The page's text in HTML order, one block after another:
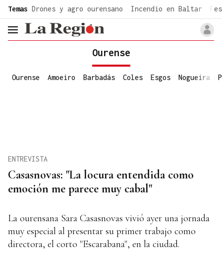
Temas Drones y agro ourensano Incendio en Baltar
header.menu.open
Ourense
Ourense Amoeiro Barbadás Coles Esgos Nogueira
Casasnovas: "La locura entendida como
emoción me parece muy cabal"
ENTREVISTA
La ourensana Sara Casasnovas vivió ayer una jornada
muy especial al presentar su primer trabajo como
directora, el corto "Escarabana", en la ciudad.